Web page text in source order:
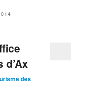
des